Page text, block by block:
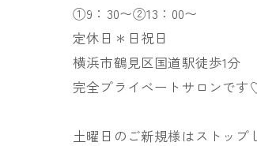
①9：30〜②13：00〜
定休日＊日祝日
横浜市鶴見区国道駅徒歩1分
完全プライベートサロンで
土曜日のご新規様はストップ